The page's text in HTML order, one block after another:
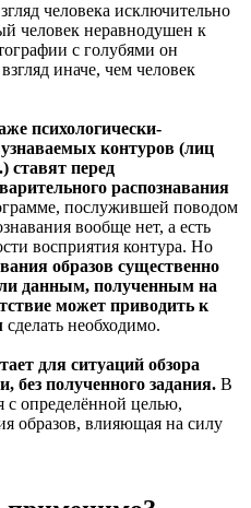
человека исключительно
человек неравнодушен к
с голубями он
иначе, чем человек
психологически-
контуров (лиц
ставят перед
распознавания
послужившей поводом
вообще нет, а есть
восприятия контура. Но
образов существенно
данным, полученным на
может приводить к
сделать необходимо.
для ситуаций обзора
без полученного задания. В
с определённой целью,
образов, влияющая на силу